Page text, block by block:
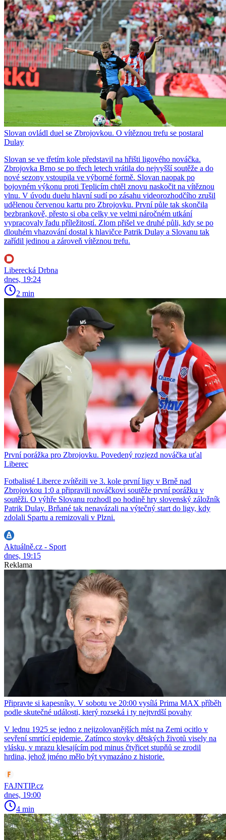
Slovan ovládl duel se Zbrojovkou. O vítěznou trefu se postaral
Dulay
Slovan se ve třetím kole představil na hřišti ligového nováčka.
Zbrojovka Brno se po třech letech vrátila do nejvyšší soutěže a do
nové sezony vstoupila ve výborné formě. Slovan naopak po
bojovném výkonu proti Teplicím chtěl znovu naskočit na vítěznou
vlnu. V úvodu duelu hlavní sudí po zásahu videorozhodčího zrušil
udělenou červenou kartu pro Zbrojovku. První půle tak skončila
bezbrankově, přesto si oba celky ve velmi náročném utkání
vypracovaly řadu příležitostí. Zlom přišel ve druhé půli, kdy se po
dlouhém vhazování dostal k hlavičce Patrik Dulay a Slovanu tak
zařídil jedinou a zároveň vítěznou trefu.
Liberecká Drbna
dnes, 19:24
2 min
První porážka pro Zbrojovku. Povedený rozjezd nováčka uťal
Liberec
Fotbalisté Liberce zvítězili ve 3. kole první ligy v Brně nad
Zbrojovkou 1:0 a připravili nováčkovi soutěže první porážku v
soutěži. O výhře Slovanu rozhodl po hodině hry slovenský záložník
Patrik Dulay. Brňané tak nenavázali na výtečný start do ligy, kdy
zdolali Spartu a remizovali v Plzni.
Aktuálně.cz - Sport
dnes, 19:15
Reklama
Připravte si kapesníky. V sobotu ve 20:00 vysílá Prima MAX příběh
podle skutečné události, který rozseká i ty nejtvrdší povahy
V lednu 1925 se jedno z nejizolovanějších míst na Zemi ocitlo v
sevření smrtící epidemie. Zatímco stovky dětských životů visely na
vlásku, v mrazu klesajícím pod minus čtyřicet stupňů se zrodil
hrdina, jehož jméno mělo být vymazáno z historie.
FAJNTIP.cz
dnes, 19:00
4 min